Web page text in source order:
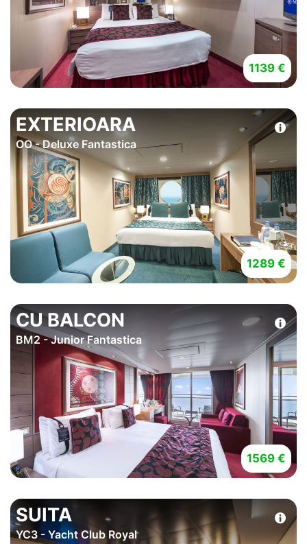
1139 €
EXTERIOARA
OO - Deluxe Fantastica
1289 €
CU BALCON
BM2 - Junior Fantastica
1569 €
SUITA
YC3 - Yacht Club Royal